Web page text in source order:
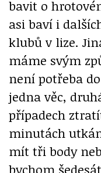
bavit o
asi baví i
klubů v lize.
máme svým
není potřeba
jedna věc,
případech
minutách
mít tři body
bychom